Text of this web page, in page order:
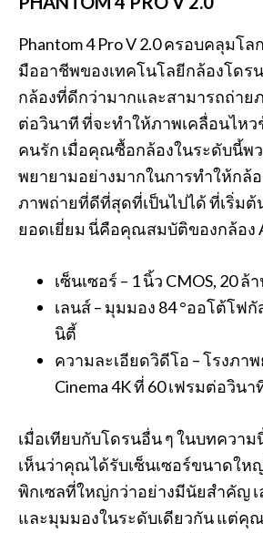
Phantom 4 Pro V 2.0 ครอบคลุมโ
มืออาชีพของเทคโนโลยีกล้องโดรน
กล้องที่ดีกว่ามากและสามารถถ่าย
ต่อวินาที ที่จะทำให้ภาพเคลื่อนไหว
คนรัก เมื่อคุณซื้อกล้องในระดับนี้พ
พยายามอย่างมากในการทำให้กล้
ภาพถ่ายที่ดีที่สุดที่เป็นไปได้ ที่เริ่มต้
ยอดเยี่ยม นี่คือคุณสมบัติของกล้อง
เซ็นเซอร์ – 1 นิ้ว CMOS, 20 ล้
เลนส์ – มุมมอง 84 °ออโต้โฟ
นิตี้
ความละเอียดวิดีโอ – โรงภา
Cinema 4K ที่ 60 เฟรมต่อวินา
เมื่อเทียบกับโดรนอื่น ๆ ในบทควา
เห็นว่าคุณได้รับเซ็นเซอร์ขนาดใ
พิกเซลที่ใหญ่กว่าอย่างมีนัยสำคัญ
และมุมมองในระดับเดียวกัน แต่คุ